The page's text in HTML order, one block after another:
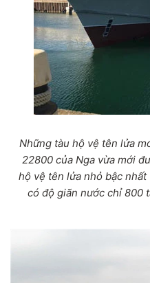
Những tàu hộ vệ tên lửa
22800 của Nga vừa mới
hộ vệ tên lửa nhỏ bậc
có độ giãn nước chỉ 800